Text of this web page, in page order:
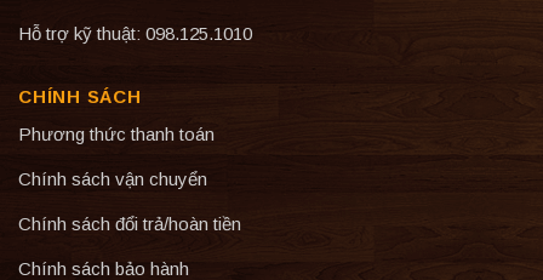
Hỗ trợ kỹ thuật: 098.125.1010
CHÍNH SÁCH
Phương thức thanh toán
Chính sách vận chuyển
Chính sách đổi trả/hoàn tiền
Chính sách bảo hành